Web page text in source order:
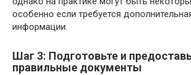
особенно если требуется
информации.
Шаг 3: Подготовьте и
правильные документы